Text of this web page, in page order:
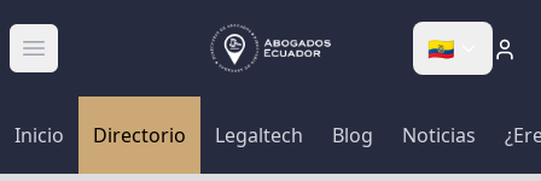
Abrir menú 🇪🇨
Inicio Directorio Legaltech Blog Noticias